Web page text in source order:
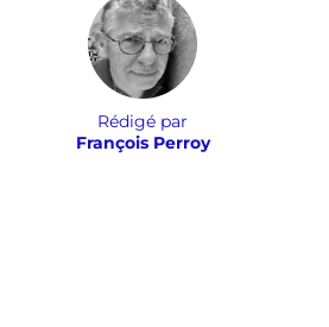
Rédigé par
François Perroy